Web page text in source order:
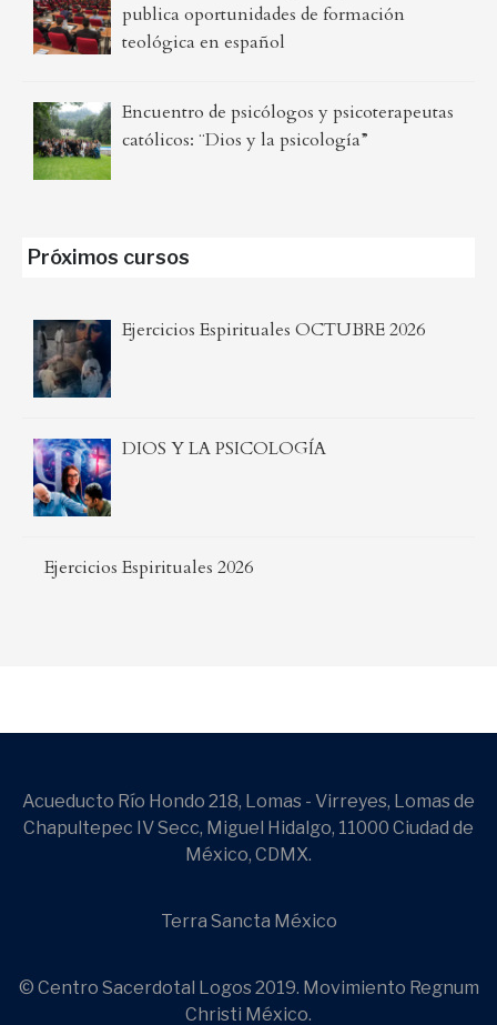
publica oportunidades de formación
teológica en español
Encuentro de psicólogos y psicoterapeutas
católicos: ¨Dios y la psicología”
Próximos cursos
Ejercicios Espirituales OCTUBRE 2026
DIOS Y LA PSICOLOGÍA
Ejercicios Espirituales 2026
Acueducto Río Hondo 218, Lomas - Virreyes, Lomas de
Chapultepec IV Secc, Miguel Hidalgo, 11000 Ciudad de
México, CDMX.
Terra Sancta México
© Centro Sacerdotal Logos 2019. Movimiento Regnum
Christi México.